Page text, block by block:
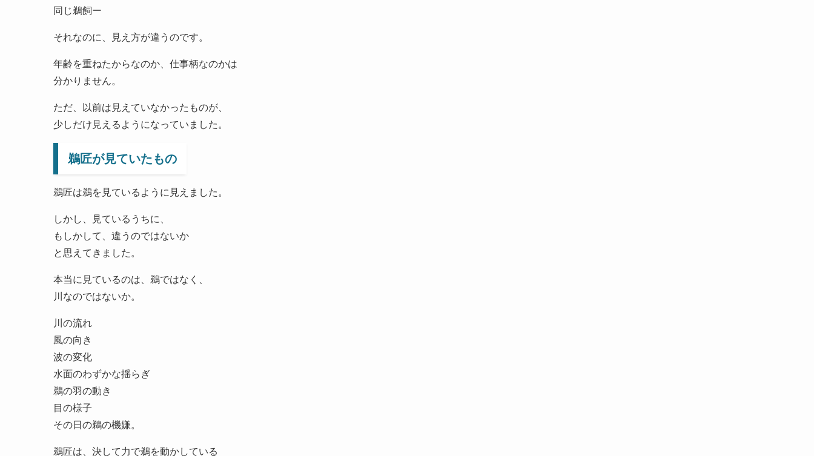
同じ鵜飼ー
それなのに、見え方が違うのです。
年齢を重ねたからなのか、仕事柄なのかは
分かりません。
ただ、以前は見えていなかったものが、
少しだけ見えるようになっていました。
鵜匠が見ていたもの
鵜匠は鵜を見ているように見えました。
しかし、見ているうちに、
もしかして、違うのではないか
と思えてきました。
本当に見ているのは、鵜ではなく、
川なのではないか。
川の流れ
風の向き
波の変化
水面のわずかな揺らぎ
鵜の羽の動き
目の様子
その日の鵜の機嫌。
鵜匠は、決して力で鵜を動かしている